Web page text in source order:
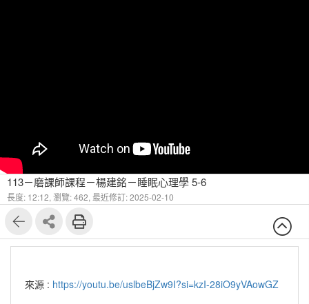
113－磨課師課程－楊建銘－睡眠心理學 5-6
長度: 12:12, 瀏覽: 462, 最近修訂: 2025-02-10
來源 : https://youtu.be/uslbeBjZw9I?si=kzI-28iO9yVAowGZ